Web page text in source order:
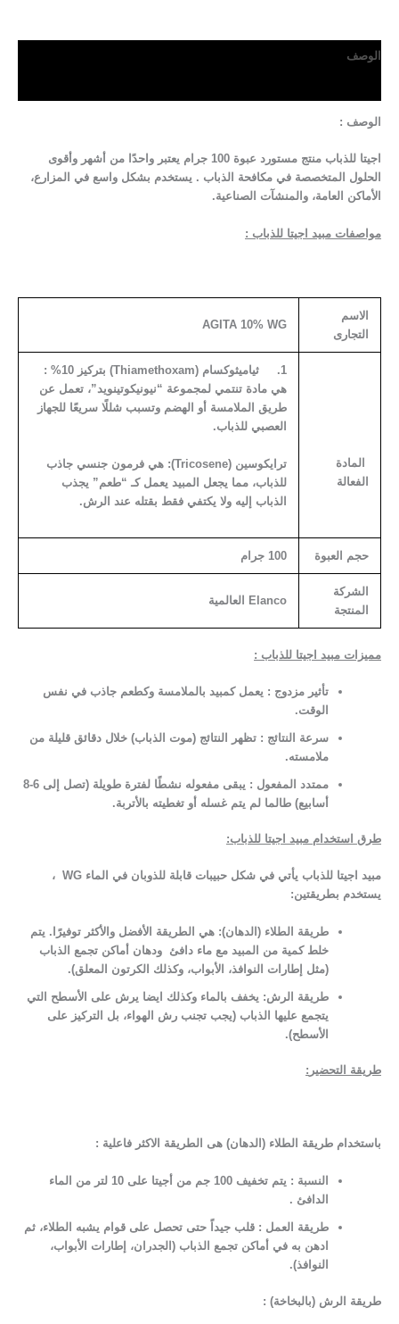
الوصف
الوصف :
اجيتا للذباب منتج مستورد عبوة 100 جرام يعتبر واحدًا من أشهر وأقوى
الحلول المتخصصة في مكافحة الذباب . يستخدم بشكل واسع في المزارع،
الأماكن العامة، والمنشآت الصناعية.
مواصفات مبيد اجيتا للذباب :
الاسم
التجارى
AGITA 10% WG
المادة
الفعالة
1. ثياميثوكسام (Thiamethoxam) بتركيز 10%
:
هي مادة تنتمي لمجموعة “نيونيكوتينويد”، تعمل عن
طريق الملامسة أو الهضم وتسبب شللًا سريعًا للجهاز
العصبي للذباب.
ترايكوسين (Tricosene
): هي فرمون جنسي جاذب
للذباب، مما يجعل المبيد يعمل كـ “طعم” يجذب
الذباب إليه ولا يكتفي فقط بقتله عند الرش.
حجم العبوة 100 جرام
الشركة
المنتجة
Elanco العالمية
مميزات مبيد اجيتا للذباب :
تأثير مزدوج : يعمل كمبيد بالملامسة وكطعم جاذب في نفس
الوقت.
سرعة النتائج : تظهر النتائج (موت الذباب) خلال دقائق قليلة من
ملامسته.
ممتدد المفعول :
يبقى مفعوله نشطًا لفترة طويلة (تصل إلى 6-8
أسابيع) طالما لم يتم غسله أو تغطيته بالأتربة.
طرق استخدام مبيد اجيتا للذباب:
مبيد جيتا للذباب يأتي في شكل حبيبات قابلة للذوبان في الماء WG ،
يستخدم بطريقتين:
طريقة الطلاء (الدهان): هي الطريقة الأفضل والأكثر توفيرًا. يتم
خلط كمية من المبيد مع ماء دافئ ودهان أماكن تجمع الذباب
(مثل إطارات النوافذ، الأبواب، وكذلك الكرتون المعلق).
طريقة الرش: يخفف بالماء وكذلك ايضا يرش على الأسطح التي
يتجمع عليها الذباب (يجب تجنب رش الهواء، بل التركيز على
الأسطح).
طريقة التحضير :
باستخدام طريقة الطلاء (الدهان) هى الطريقة الاكثر فاعلية :
النسبة :
يتم تخفيف 100 جم من أجيتا على 10 لتر من الماء
الدافئ .
طريقة العمل : قلب جيداً حتى تحصل على قوام يشبه الطلاء، ثم
ادهن به في أماكن تجمع الذباب (الجدران، إطارات الأبواب،
النوافذ).
طريقة الرش (بالبخاخة) :